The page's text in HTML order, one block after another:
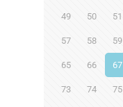
49 50 51
57 58 59
65 66 67
73 74 75